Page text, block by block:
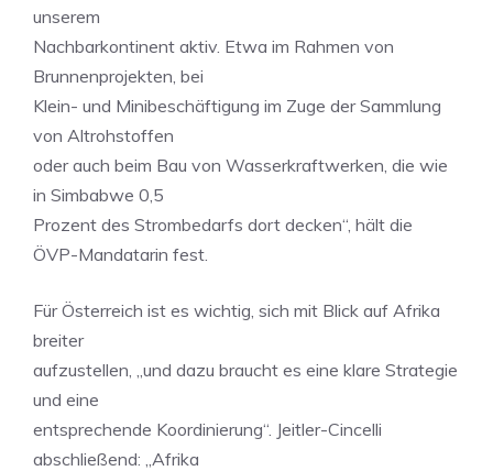
unserem
Nachbarkontinent aktiv. Etwa im Rahmen von
Brunnenprojekten, bei
Klein- und Minibeschäftigung im Zuge der Sammlung
von Altrohstoffen
oder auch beim Bau von Wasserkraftwerken, die wie
in Simbabwe 0,5
Prozent des Strombedarfs dort decken“, hält die
ÖVP-Mandatarin fest.
Für Österreich ist es wichtig, sich mit Blick auf Afrika
breiter
aufzustellen, „und dazu braucht es eine klare Strategie
und eine
entsprechende Koordinierung“. Jeitler-Cincelli
abschließend: „Afrika